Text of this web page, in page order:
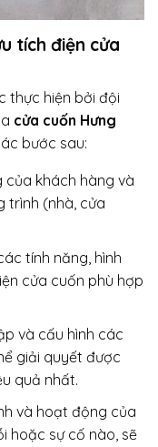
tích điện cửa
thực hiện bởi đội
cửa cuốn Hưng
bước sau:
của khách hàng và
trình (nhà, cửa
tính năng, hình
cửa cuốn phù hợp
và cấu hình các
giải quyết được
quả nhất.
và hoạt động của
hoặc sự cố nào, sẽ